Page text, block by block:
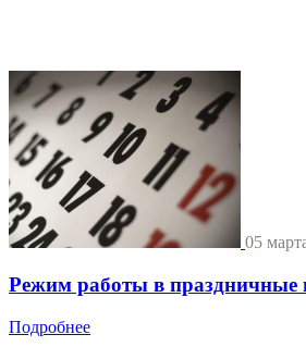
05
Режим работы в праздничные
Подробнее